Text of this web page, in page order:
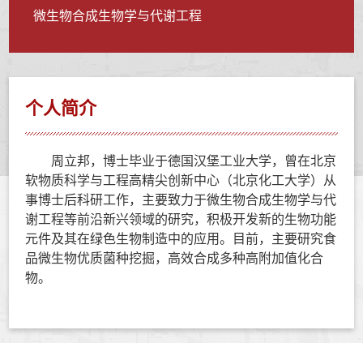
微生物合成生物学与代谢工程
个人简介
周立邦，博士毕业于德国汉堡工业大学，曾在北京
软物质科学与工程高精尖创新中心（北京化工大学）
从
事博士后科研工作，主要致力于微生物合成生物学与代
谢工程等前沿新兴领域的研究，积极开发新的生物功能
元件及其在绿色生物制造中的应用。目前，主要研究食
品微生物优质菌种挖掘，高效合成多种高附加值化合
物。